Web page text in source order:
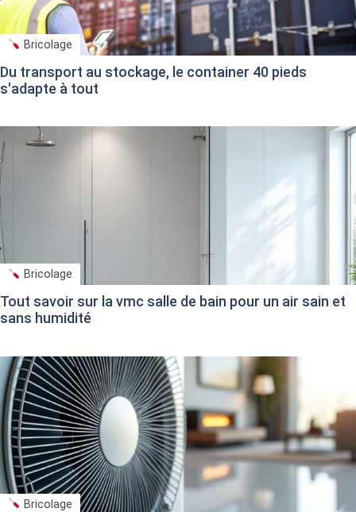
Bricolage
Du transport au stockage, le container 40 pieds
s'adapte à tout
Bricolage
Tout savoir sur la vmc salle de bain pour un air sain et
sans humidité
Bricolage